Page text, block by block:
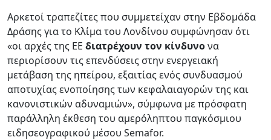
Αρκετοί τραπεζίτες που συμμετείχαν στην Εβδομάδα
Δράσης για το Κλίμα του Λονδίνου συμφώνησαν ότι
«οι αρχές της ΕΕ διατρέχουν τον κίνδυνονα
περιορίσουν τις επενδύσεις στην ενεργειακή
μετάβαση της ηπείρου, εξαιτίας ενός συνδυασμού
αποτυχίας ενοποίησης των κεφαλαιαγορών της και
κανονιστικών αδυναμιών», σύμφωνα με πρόσφατη
παράλληλη έκθεση του αμερόληπτου παγκόσμιου
ειδησεογραφικού μέσου Semafor.